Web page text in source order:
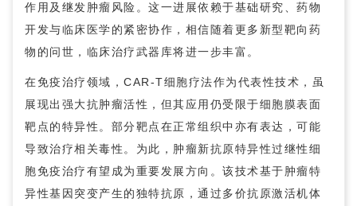
作用及继发肿瘤风险。这一进展依赖于基础研究、药物
开发与临床医学的紧密协作，相信随着更多新型靶向药
物的问世，临床治疗武器库将进一步丰富。
在免疫治疗领域，CAR-T细胞疗法作为代表性技术，虽
展现出强大抗肿瘤活性，但其应用仍受限于细胞膜表面
靶点的特异性。部分靶点在正常组织中亦有表达，可能
导致治疗相关毒性。为此，肿瘤新抗原特异性过继性细
胞免疫治疗有望成为重要发展方向。该技术基于肿瘤特
异性基因突变产生的独特抗原，通过多价抗原激活机体